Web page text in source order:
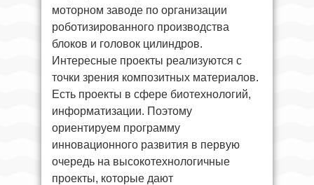
моторном заводе по организации
роботизированного производства
блоков и головок цилиндров.
Интересные проекты реализуются с
точки зрения композитных материалов.
Есть проекты в сфере биотехнологий,
информатизации. Поэтому
ориентируем программу
инновационного развития в первую
очередь на высокотехнологичные
проекты, которые дают